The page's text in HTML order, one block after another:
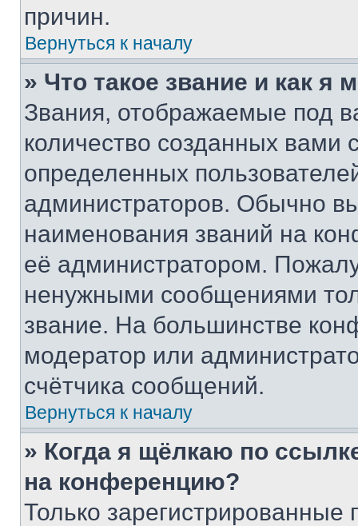
причин.
Вернуться к началу
» Что такое звание и как я
Звания, отображаемые под
количество созданных
определенных
администраторов. Обычно
наименования званий на
её администратором.
ненужными сообщениями
звание. На большинстве
модератор или
счётчика сообщений.
Вернуться к началу
» Когда я щёлкаю по
на конференцию?
Только зарегистрированные